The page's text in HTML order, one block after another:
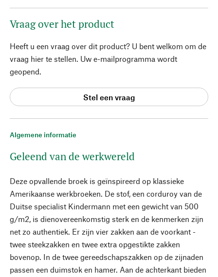
Algemene informatie
Geleend van de werkwereld
Deze opvallende broek is geïnspireerd op klassieke
Amerikaanse werkbroeken. De stof, een corduroy van de
Duitse specialist Kindermann met een gewicht van 500
g/m2, is dienovereenkomstig sterk en de kenmerken zijn
net zo authentiek. Er zijn vier zakken aan de voorkant -
twee steekzakken en twee extra opgestikte zakken
bovenop. In de twee gereedschapszakken op de zijnaden
passen een duimstok en hamer. Aan de achterkant bieden
Vraag over het product
Heeft u een vraag over dit product? U bent welkom om de
vraag hier te stellen. Uw e-mailprogramma wordt
geopend.
Stel een vraag